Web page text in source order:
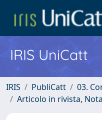
IRIS UniCatt
IRIS PubliCatt
03.
Articolo in rivista,